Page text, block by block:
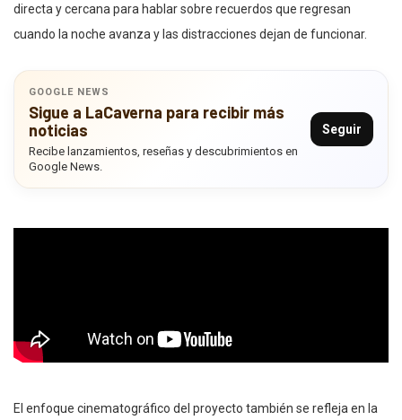
directa y cercana para hablar sobre recuerdos que regresan
cuando la noche avanza y las distracciones dejan de funcionar.
GOOGLE NEWS
Sigue a LaCaverna para recibir más
noticias
Recibe lanzamientos, reseñas y descubrimientos en
Google News.
Seguir
El enfoque cinematográfico del proyecto también se refleja en la